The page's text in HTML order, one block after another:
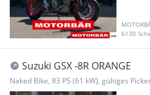
6130
Suzuki GSX -8R ORANGE
Naked Bike, 83 PS (61 kW), gültiges